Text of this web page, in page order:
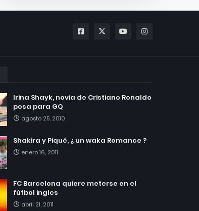
Irina Shayk, novia de Cristiano Ronaldo
posa para GQ
agosto 25, 2010
Shakira y Piqué, ¿ un waka Romance ?
enero 16, 2011
FC Barcelona quiere meterse en el
fútbol ingles
abril 21, 2011